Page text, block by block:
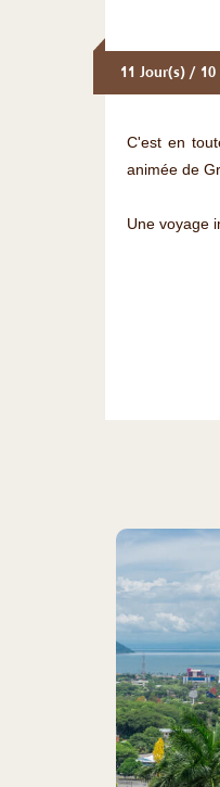
11 Jour(s) /
C'est en
animée de
Une voyage